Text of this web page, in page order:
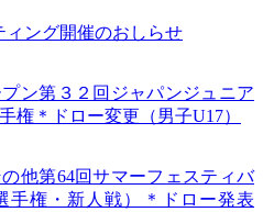
ィング開催のおしらせ
ン第３２回ジャパンジュニア
権＊ドロー変更（男子U17）
他第64回サマーフェスティバ
手権・新人戦）＊ドロー発表